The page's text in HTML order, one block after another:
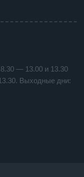
— 13.00 и 13.30
Выходные дни: